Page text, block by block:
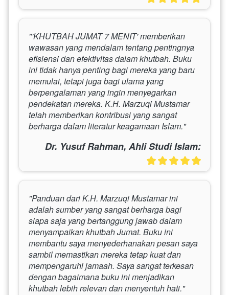
"'KHUTBAH JUMAT 7 MENIT' memberikan
wawasan yang mendalam tentang pentingnya
efisiensi dan efektivitas dalam khutbah. Buku
ini tidak hanya penting bagi mereka yang baru
memulai, tetapi juga bagi ulama yang
berpengalaman yang ingin menyegarkan
pendekatan mereka. K.H. Marzuqi Mustamar
telah memberikan kontribusi yang sangat
berharga dalam literatur keagamaan Islam."
Dr. Yusuf Rahman, Ahli Studi Islam:
"Panduan dari K.H. Marzuqi Mustamar ini
adalah sumber yang sangat berharga bagi
siapa saja yang bertanggung jawab dalam
menyampaikan khutbah Jumat. Buku ini
membantu saya menyederhanakan pesan saya
sambil memastikan mereka tetap kuat dan
mempengaruhi jamaah. Saya sangat terkesan
dengan bagaimana buku ini menjadikan
khutbah lebih relevan dan menyentuh hati."